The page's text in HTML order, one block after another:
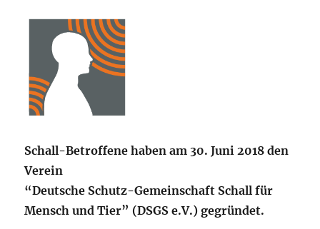
Schall-Betroffene haben am 30. Juni 2018 den
Verein
“Deutsche Schutz-Gemeinschaft Schall für
Mensch und Tier” (DSGS e.V.) gegründet.